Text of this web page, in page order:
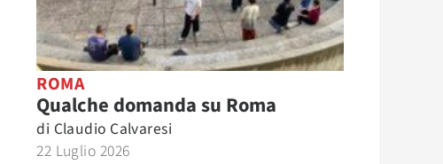
ROMA
Qualche domanda su Roma
di Claudio Calvaresi
22 Luglio 2026